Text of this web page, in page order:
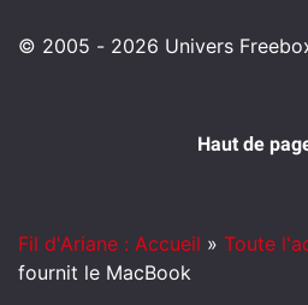
© 2005 - 2026 Univers
Haut de
Fil d'Ariane : Accueil » Toute
fournit le MacBook